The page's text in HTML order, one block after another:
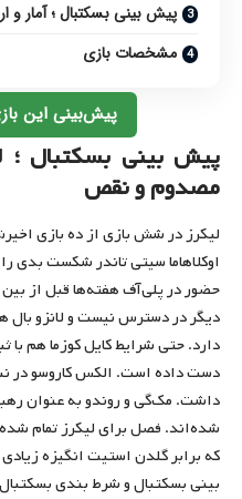
پیش بینی بسکتبال ؛ آمار و
مشخصات بازی
پیش‌بینی این
پیش بینی بسکتبال
مصدوم و نقص
لیکرز در شش بازی از ده بازی
اوکلاهاما سیتی تاندر شکست بدی
حضور در پلی‌آف هفته‌ها قبل از
دیگر در دسترس نیست و لانزو بال
دارد. حتی شرایط کایل کوزما هم با
دست داده است. الکس کاروسو در
داشت. مک‌گی و روندو به عنوان
شده‌اند. فصل برای لیکرز تمام
که برابر گلدن استیت انگیزه
بینی بسکتبال و شرط بندی